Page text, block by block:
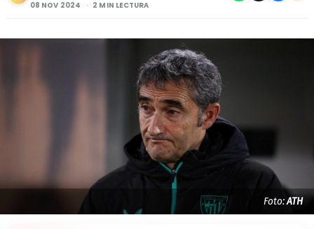
08 NOV 2024
2 MIN LECTURA
Foto:ATH